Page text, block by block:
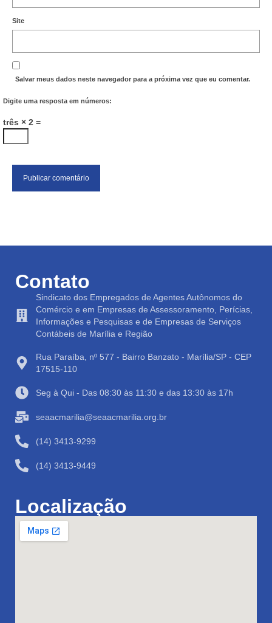
Site
Salvar meus dados neste navegador para a próxima vez que eu comentar.
Digite uma resposta em números:
três × 2 =
Contato
Sindicato dos Empregados de Agentes Autônomos do
Comércio e em Empresas de Assessoramento, Perícias,
Informações e Pesquisas e de Empresas de Serviços
Contábeis de Marília e Região
Rua Paraíba, nº 577 - Bairro Banzato - Marília/SP - CEP
17515-110
Seg à Qui - Das 08:30 às 11:30 e das 13:30 às 17h
seaacmarilia@seaacmarilia.org.br
(14) 3413-9299
(14) 3413-9449
Localização